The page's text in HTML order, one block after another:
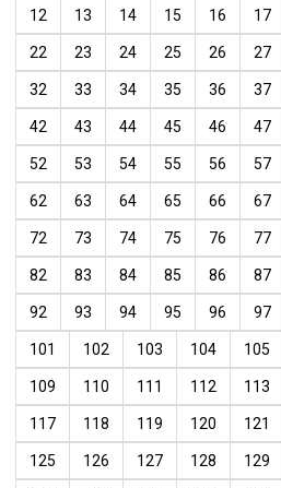
12 13 14 15 16 17
22 23 24 25 26 27
32 33 34 35 36 37
42 43 44 45 46 47
52 53 54 55 56 57
62 63 64 65 66 67
72 73 74 75 76 77
82 83 84 85 86 87
92 93 94 95 96 97
101 102 103 104 105
109 110 111 112 113
117 118 119 120 121
125 126 127 128 129